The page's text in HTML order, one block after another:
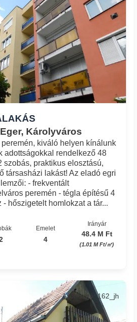
Károlyváros
kiváló helyen kínálunk
adottságokkal rendelkező 48
szobás, praktikus elosztású,
társasházi lakást! Az eladó egri
- frekventált
peremén - tégla építésű 4
hőszigetelt homlokzat a tár...
Emelet
4
Irányár
48.4 M Ft
(1.01 M Ft/㎡)
Azonosító: 162_jh